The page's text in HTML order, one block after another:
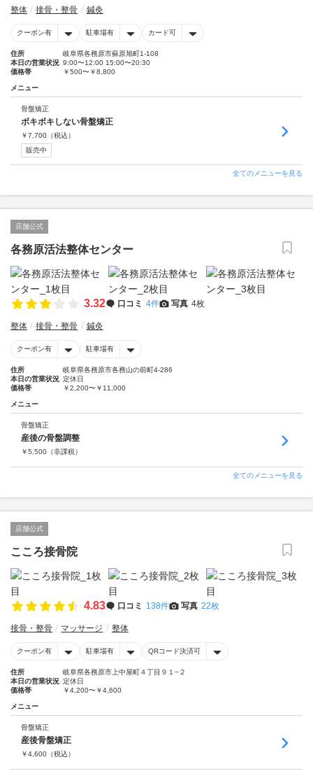
整体 接骨・整骨 鍼灸
クーポン有 駐車場有 カード可
住所
岐阜県各務原市蘇原旭町1-108
本日の営業状況 9:00〜12:00 15:00〜20:30
価格帯
￥500〜￥8,800
メニュー
骨盤矯正
ボキボキしない骨盤矯正
￥7,700 （税込）
販売中
全てのメニューを見る
店舗公式
各務原活法整体センター
3.32 口コミ 4件 写真 4枚
整体 接骨・整骨 鍼灸
クーポン有 駐車場有
住所
岐阜県各務原市各務山の前町4-286
本日の営業状況 定休日
価格帯
￥2,200〜￥11,000
メニュー
骨盤矯正
産後の骨盤調整
￥5,500 （非課税）
全てのメニューを見る
店舗公式
こころ接骨院
4.83 口コミ 138件 写真 22枚
接骨・整骨 マッサージ 整体
クーポン有 駐車場有 QRコード決済可
住所
岐阜県各務原市上中屋町４丁目９１−２
本日の営業状況 定休日
価格帯
￥4,200〜￥4,600
メニュー
骨盤矯正
産後骨盤矯正
￥4,600 （税込）